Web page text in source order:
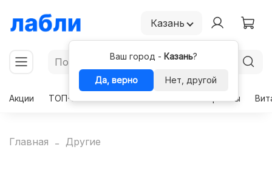
Казань
Ваш город - Казань?
Да, верно
Нет, другой
Акции
ТОП-50 Гормоны
Главная Другие